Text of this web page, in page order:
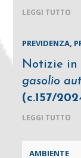
LEGGI TUTTO
PREVIDENZA,
Notizie in
gasolio
(c.157/
LEGGI TUTTO
AMBIENTE